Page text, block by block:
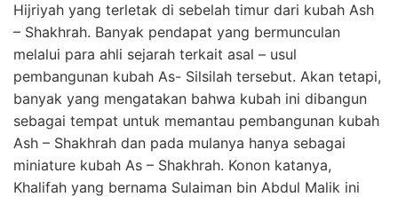
Hijriyah yang terletak di sebelah timur dari kubah Ash
– Shakhrah. Banyak pendapat yang bermunculan
melalui para ahli sejarah terkait asal – usul
pembangunan kubah As- Silsilah tersebut. Akan tetapi,
banyak yang mengatakan bahwa kubah ini dibangun
sebagai tempat untuk memantau pembangunan kubah
Ash – Shakhrah dan pada mulanya hanya sebagai
miniature kubah As – Shakhrah. Konon katanya,
Khalifah yang bernama Sulaiman bin Abdul Malik ini